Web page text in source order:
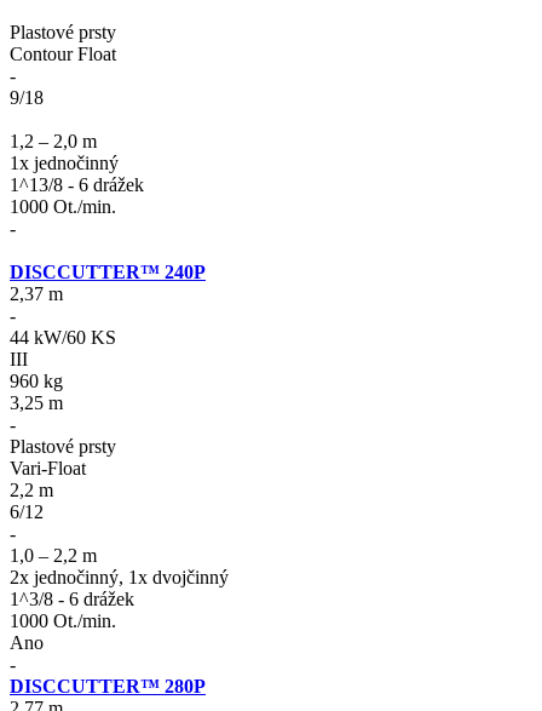
Plastové prsty
Contour Float
-
9/18
1,2 – 2,0 m
1x jednočinný
1^13/8 - 6 drážek
1000 Ot./min.
-
DISCCUTTER™ 240P
2,37 m
-
44 kW/60 KS
III
960 kg
3,25 m
-
Plastové prsty
Vari-Float
2,2 m
6/12
-
1,0 – 2,2 m
2x jednočinný, 1x dvojčinný
1^3/8 - 6 drážek
1000 Ot./min.
Ano
-
DISCCUTTER™ 280P